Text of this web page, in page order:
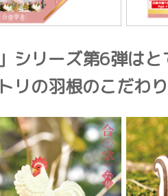
シリーズ第6弾は
リの羽根のこだわ